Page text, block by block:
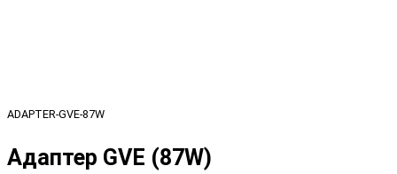
ADAPTER-GVE-87W
Адаптер GVE (87W)